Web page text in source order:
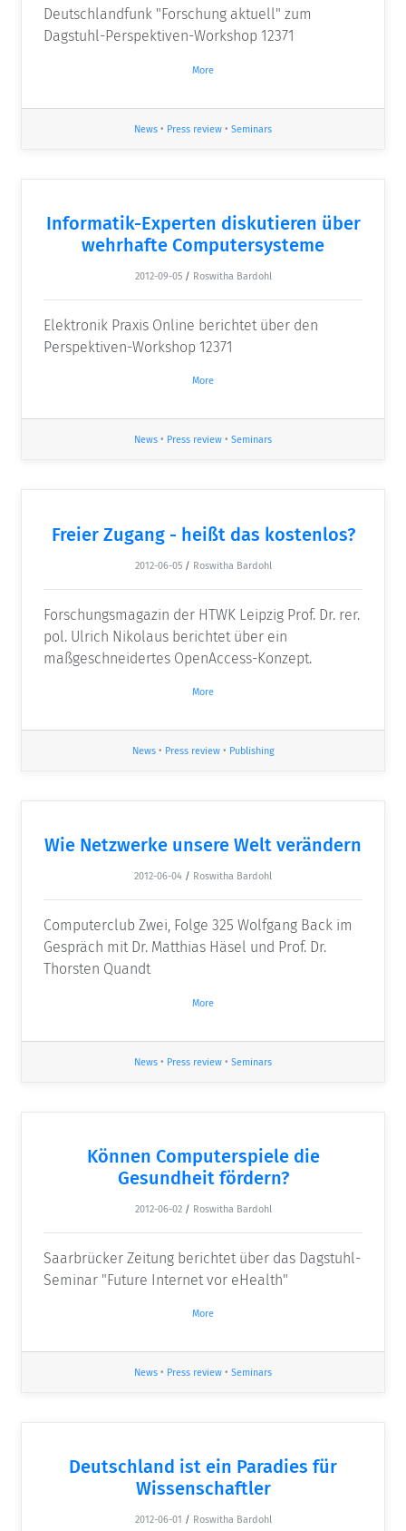
Deutschlandfunk "Forschung aktuell" zum
Dagstuhl-Perspektiven-Workshop 12371
More
News • Press review • Seminars
Informatik-Experten diskutieren über
wehrhafte Computersysteme
2012-09-05 / Roswitha Bardohl
Elektronik Praxis Online berichtet über den
Perspektiven-Workshop 12371
More
News • Press review • Seminars
Freier Zugang - heißt das kostenlos?
2012-06-05 / Roswitha Bardohl
Forschungsmagazin der HTWK Leipzig Prof. Dr. rer.
pol. Ulrich Nikolaus berichtet über ein
maßgeschneidertes OpenAccess-Konzept.
More
News• Press review• Publishing
Wie Netzwerke unsere Welt verändern
2012-06-04 / Roswitha Bardohl
Computerclub Zwei, Folge 325 Wolfgang Back im
Gespräch mit Dr. Matthias Häsel und Prof. Dr.
Thorsten Quandt
More
News • Press review • Seminars
Können Computerspiele die
Gesundheit fördern?
2012-06-02 / Roswitha Bardohl
Saarbrücker Zeitung berichtet über das Dagstuhl-
Seminar "Future Internet vor eHealth"
More
News • Press review • Seminars
Deutschland ist ein Paradies für
Wissenschaftler
2012-06-01 / Roswitha Bardohl